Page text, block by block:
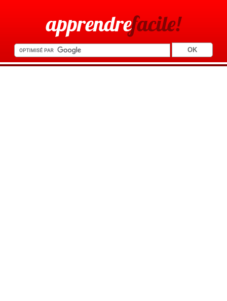
apprendrefacile!